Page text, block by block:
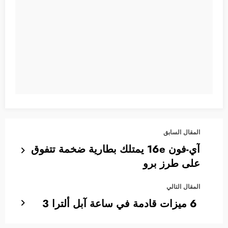
المقال السابق
آي-فون 16e يمتلك بطارية ضخمة تتفوق
على طرز برو
المقال التالي